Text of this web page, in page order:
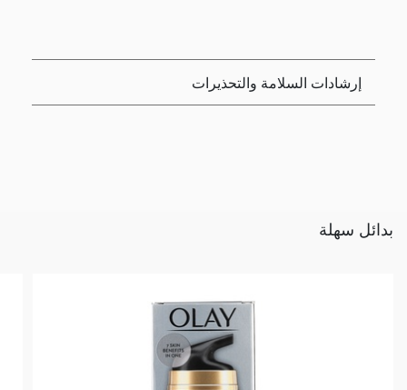
إرشادات السلامة والتحذيرات
بدائل سهلة